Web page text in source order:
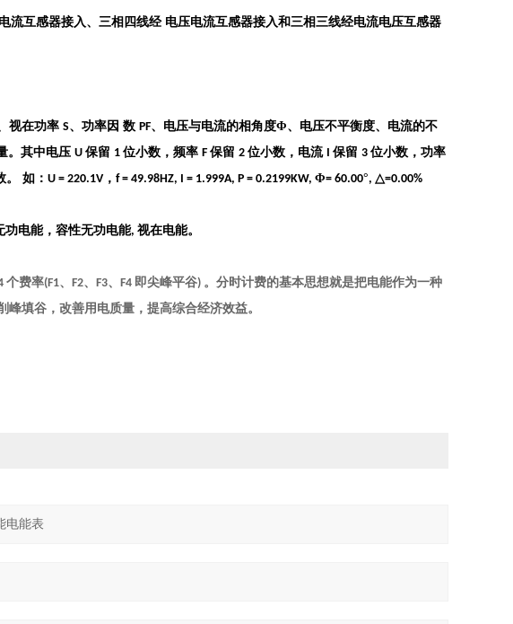
流互感器接入、三相四线经 电压电流互感器接入和三相三线经电流电压互感器
视在功率 S、功率因 数 PF、电压与电流的相角度Φ、电压不平衡度、电流的不
。其中电压 U 保留 1 位小数，频率 F 保留 2 位小数，电流 I 保留 3 位小数，功率
。 如： U = 220.1V， f = 49.98HZ, I = 1.999A, P = 0.2199KW, Φ= 60.00°, △=0.00%
功电能，容性无功电能, 视在电能。
个费率(F1、 F2、 F3、 F4 即尖峰平谷) 。分时计费的基本思想就是把电能作为一种
峰填谷，改善用电质量，提高综合经济效益。